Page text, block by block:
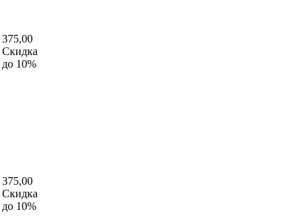
375,00
Cкидка
до 10%
375,00
Cкидка
до 10%